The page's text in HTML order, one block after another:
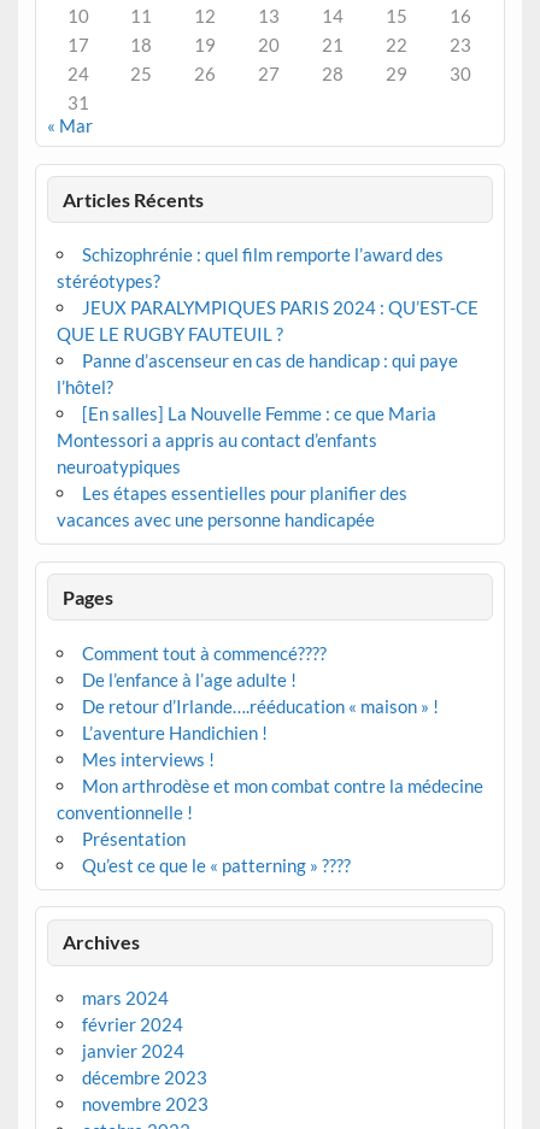
10
11 12 13 14 15
16
17
18 19 20 21 22
23
24
25 26 27 28 29
30
31
« Mar
Articles Récents
Schizophrénie : quel film remporte l’award des
stéréotypes?
JEUX PARALYMPIQUES PARIS 2024 : QU’EST-CE
QUE LE RUGBY FAUTEUIL ?
Panne d’ascenseur en cas de handicap : qui paye
l’hôtel?
[En salles] La Nouvelle Femme : ce que Maria
Montessori a appris au contact d’enfants
neuroatypiques
Les étapes essentielles pour planifier des
vacances avec une personne handicapée
Pages
Comment tout à commencé????
De l’enfance à l’age adulte !
De retour d’Irlande….rééducation « maison » !
L’aventure Handichien !
Mes interviews !
Mon arthrodèse et mon combat contre la médecine
conventionnelle !
Présentation
Qu’est ce que le « patterning » ????
Archives
mars 2024
février 2024
janvier 2024
décembre 2023
novembre 2023